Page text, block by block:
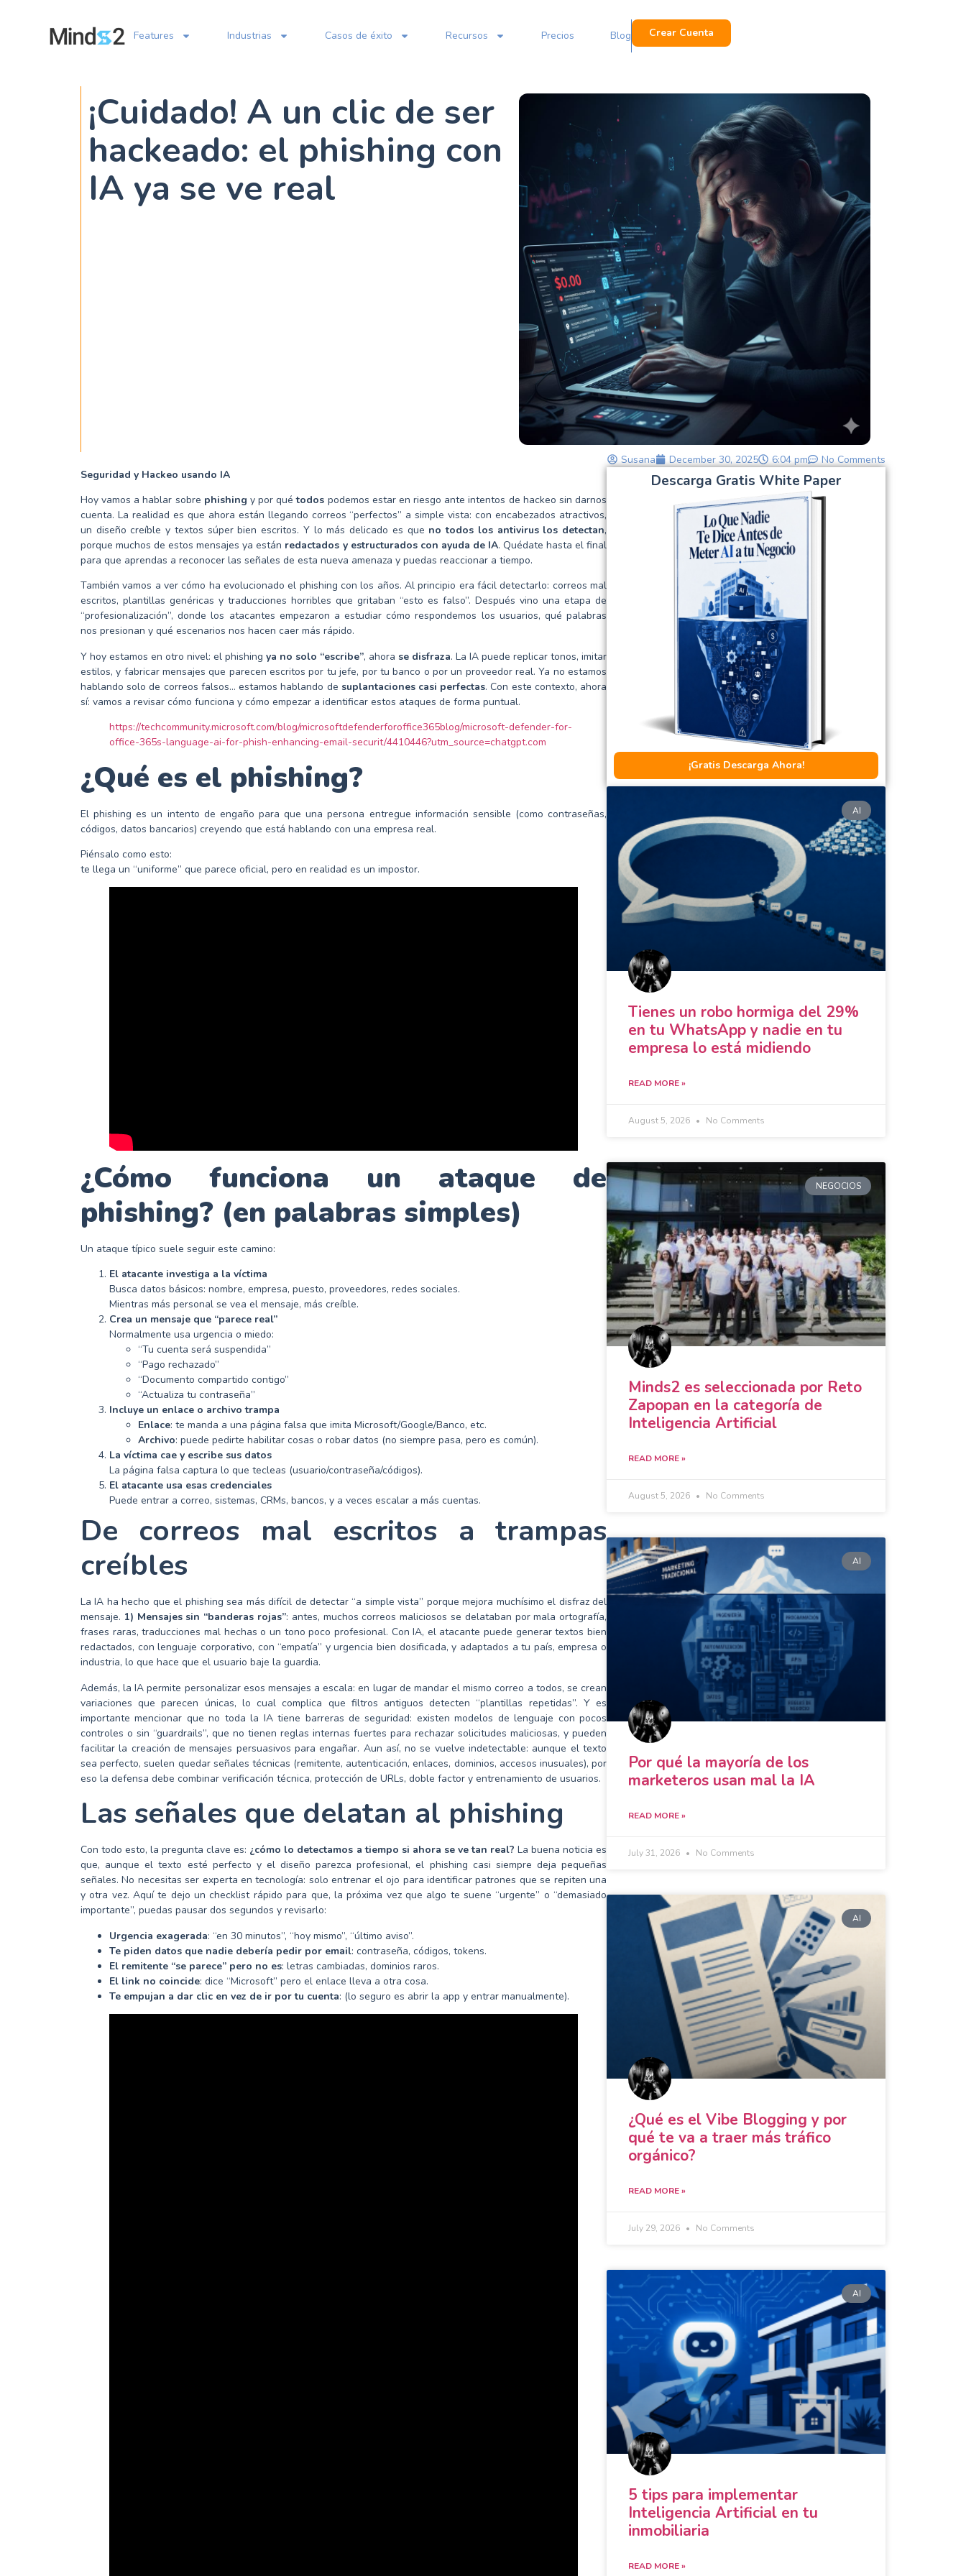
Features Industrias Casos de éxito Recursos Precios Blog Crear Cuenta
¡Cuidado! A un clic de ser
hackeado: el phishing con
IA ya se ve real
Susana December 30, 2025 6:04 pm
No Comments
Seguridad y Hackeo usando IA
Hoy vamos a hablar sobre phishing y por quétodos podemos estar en riesgo ante intentos de hackeo sin darnos
cuenta. La realidad es que ahora están llegando correos “perfectos” a simple vista: con encabezados atractivos,
un diseño creíble y textos súper bien escritos. Y lo más delicado es que no todos los antivirus los detectan,
porque muchos de estos mensajes ya están redactados y estructurados con ayuda de IA. Quédate hasta el final
para que aprendas a reconocer las señales de esta nueva amenaza y puedas reaccionar a tiempo.
También vamos a ver cómo ha evolucionado el phishing con los años. Al principio era fácil detectarlo: correos mal
escritos, plantillas genéricas y traducciones horribles que gritaban “esto es falso”. Después vino una etapa de
“profesionalización”, donde los atacantes empezaron a estudiar cómo respondemos los usuarios, qué palabras
nos presionan y qué escenarios nos hacen caer más rápido.
Y hoy estamos en otro nivel: el phishingya no solo “escribe”, ahorase disfraza. La IA puede replicar tonos, imitar
estilos, y fabricar mensajes que parecen escritos por tu jefe, por tu banco o por un proveedor real. Ya no estamos
hablando solo de correos falsos… estamos hablando de suplantaciones casi perfectas. Con este contexto, ahora
sí: vamos a revisar cómo funciona y cómo empezar a identificar estos ataques de forma puntual.
https://techcommunity.microsoft.com/blog/microsoftdefenderforoffice365blog/microsoft-defender-for-
office-365s-language-ai-for-phish-enhancing-email-securit/4410446?utm_source=chatgpt.com
¿Qué es el phishing?
El phishing es un intento de engaño para que una persona entregue información sensible (como contraseñas,
códigos, datos bancarios) creyendo que está hablando con una empresa real.
Piénsalo como esto:
te llega un “uniforme” que parece oficial, pero en realidad es un impostor.
¿Cómo funciona un ataque de
phishing? (en palabras simples)
Un ataque típico suele seguir este camino:
El atacante investiga a la víctima
Busca datos básicos: nombre, empresa, puesto, proveedores, redes sociales.
Mientras más personal se vea el mensaje, más creíble.
Crea un mensaje que “parece real”
Normalmente usa urgencia o miedo:
“Tu cuenta será suspendida”
“Pago rechazado”
“Documento compartido contigo”
“Actualiza tu contraseña”
Incluye un enlace o archivo trampa
Enlace: te manda a una página falsa que imita Microsoft/Google/Banco, etc.
Archivo: puede pedirte habilitar cosas o robar datos (no siempre pasa, pero es común).
La víctima cae y escribe sus datos
La página falsa captura lo que tecleas (usuario/contraseña/códigos).
El atacante usa esas credenciales
Puede entrar a correo, sistemas, CRMs, bancos, y a veces escalar a más cuentas.
De correos mal escritos a trampas
creíbles
La IA ha hecho que el phishing sea más difícil de detectar “a simple vista” porque mejora muchísimo el disfraz del
mensaje. 1) Mensajes sin “banderas rojas”: antes, muchos correos maliciosos se delataban por mala ortografía,
frases raras, traducciones mal hechas o un tono poco profesional. Con IA, el atacante puede generar textos bien
redactados, con lenguaje corporativo, con “empatía” y urgencia bien dosificada, y adaptados a tu país, empresa o
industria, lo que hace que el usuario baje la guardia.
Además, la IA permite personalizar esos mensajes a escala: en lugar de mandar el mismo correo a todos, se crean
variaciones que parecen únicas, lo cual complica que filtros antiguos detecten “plantillas repetidas”. Y es
importante mencionar que no toda la IA tiene barreras de seguridad: existen modelos de lenguaje con pocos
controles o sin “guardrails”, que no tienen reglas internas fuertes para rechazar solicitudes maliciosas, y pueden
facilitar la creación de mensajes persuasivos para engañar. Aun así, no se vuelve indetectable: aunque el texto
sea perfecto, suelen quedar señales técnicas (remitente, autenticación, enlaces, dominios, accesos inusuales), por
eso la defensa debe combinar verificación técnica, protección de URLs, doble factor y entrenamiento de usuarios.
Las señales que delatan al phishing
Con todo esto, la pregunta clave es: ¿cómo lo detectamos a tiempo si ahora se ve tan real? La buena noticia es
que, aunque el texto esté perfecto y el diseño parezca profesional, el phishing casi siempre deja pequeñas
señales. No necesitas ser experta en tecnología: solo entrenar el ojo para identificar patrones que se repiten una
y otra vez. Aquí te dejo un checklist rápido para que, la próxima vez que algo te suene “urgente” o “demasiado
importante”, puedas pausar dos segundos y revisarlo:
Urgencia exagerada: “en 30 minutos”, “hoy mismo”, “último aviso”.
Te piden datos que nadie debería pedir por email: contraseña, códigos, tokens.
El remitente “se parece” pero no es: letras cambiadas, dominios raros.
El link no coincide: dice “Microsoft” pero el enlace lleva a otra cosa.
Te empujan a dar clic en vez de ir por tu cuenta: (lo seguro es abrir la app y entrar manualmente).
Descarga Gratis White Paper
¡Gratis Descarga Ahora!
AI
Tienes un robo hormiga del 29%
en tu WhatsApp y nadie en tu
empresa lo está midiendo
READ MORE »
August 5, 2026 No Comments
NEGOCIOS
Minds2 es seleccionada por Reto
Zapopan en la categoría de
Inteligencia Artificial
READ MORE »
August 5, 2026 No Comments
AI
Por qué la mayoría de los
marketeros usan mal la IA
READ MORE »
July 31, 2026 No Comments
AI
¿Qué es el Vibe Blogging y por
qué te va a traer más tráfico
orgánico?
READ MORE »
July 29, 2026 No Comments
AI
5 tips para implementar
Inteligencia Artificial en tu
inmobiliaria
READ MORE »